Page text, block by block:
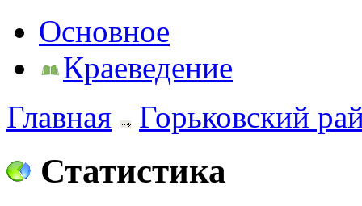
Основное
Краеведение
Главная
Горьковский
Статистика